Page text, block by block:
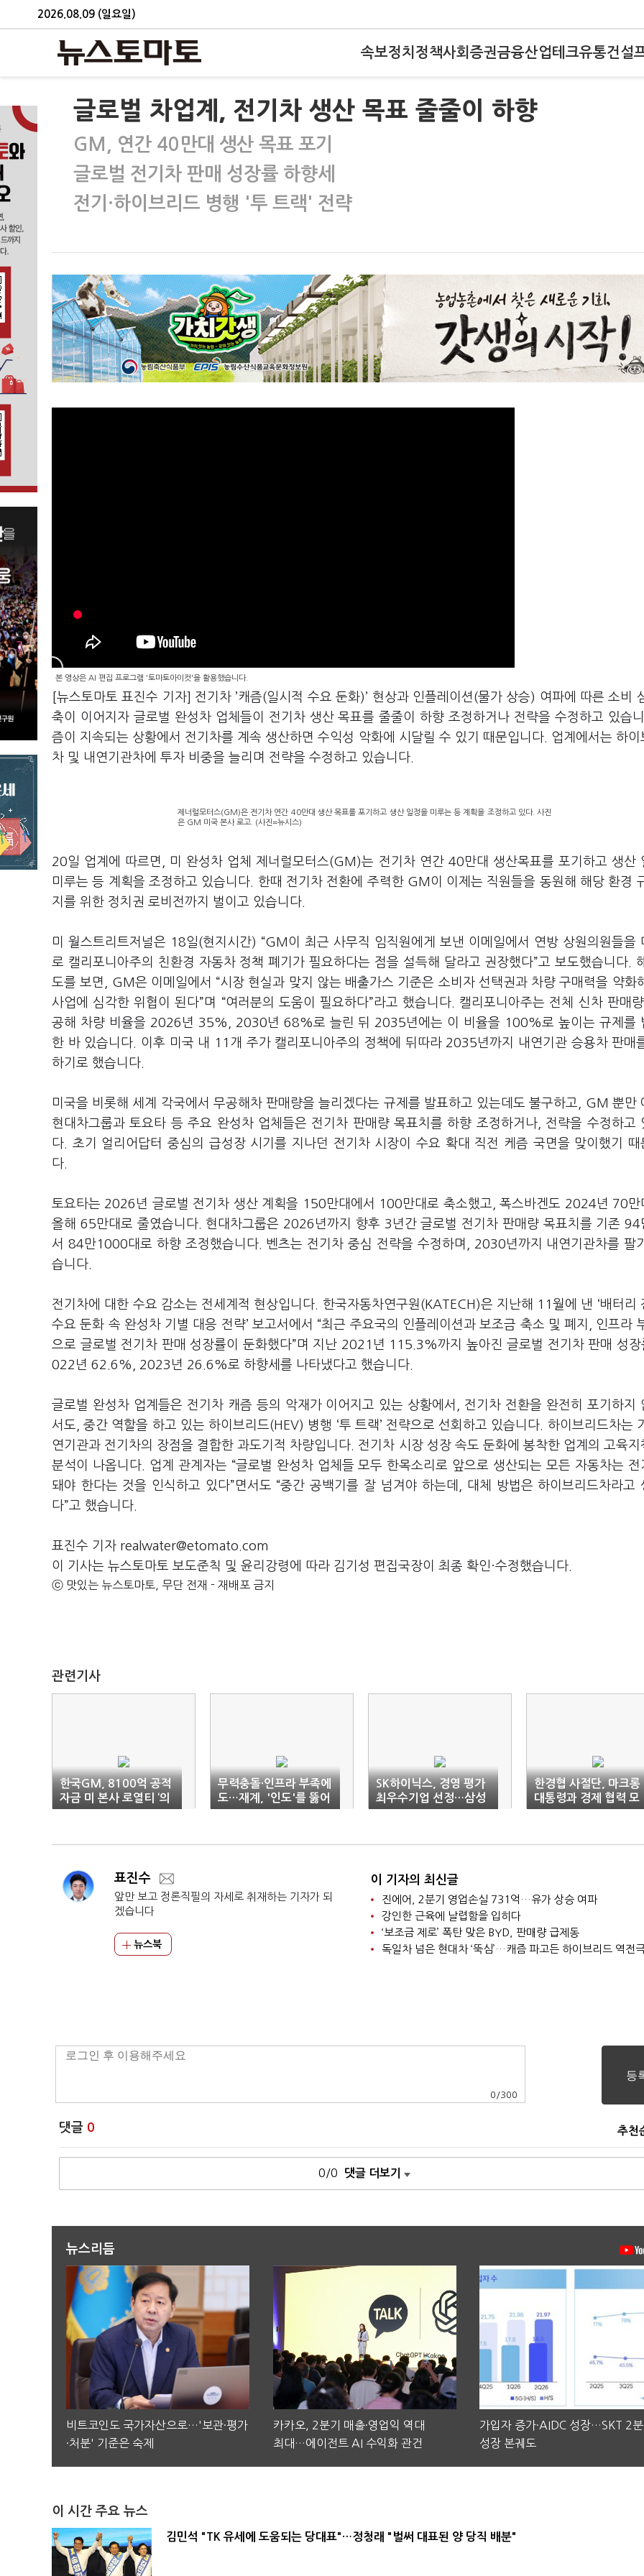
2026.08.09 (일요일)
속보정치 정책사회 증권금융산업테크유통건설
글로벌 차업계, 전기차 생산 목표 줄줄이 하향
GM, 연간 40만대 생산 목표 포기
글로벌 전기차 판매 성장률 하향세
전기·하이브리드 병행 '투 트랙' 전략
본 영상은 AI 편집 프로그램 '토마토아이컷'을 활용했습니다.
[뉴스토마토 표진수 기자] 전기차 ’캐즘(일시적 수요 둔화)’ 현상과 인플레이션(물가 상승) 여파에 따른 소비
축이 이어지자 글로벌 완성차 업체들이 전기차 생산 목표를 줄줄이 하향 조정하거나 전략을 수정하고 있습
즘이 지속되는 상황에서 전기차를 계속 생산하면 수익성 악화에 시달릴 수 있기 때문입니다. 업계에서는 하이
차 및 내연기관차에 투자 비중을 늘리며 전략을 수정하고 있습니다.
제너럴모터스(GM)은 전기차 연간 40만대 생산 목표를 포기하고 생산 일정을 미루는 등 계획을 조정하고 있다. 사진
은 GM 미국 본사 로고. (사진=뉴시스)
20일 업계에 따르면, 미 완성차 업체 제너럴모터스(GM)는 전기차 연간 40만대 생산목표를 포기하고 생산
미루는 등 계획을 조정하고 있습니다. 한때 전기차 전환에 주력한 GM이 이제는 직원들을 동원해 해당 환경
지를 위한 정치권 로비전까지 벌이고 있습니다.
미 월스트리트저널은 18일(현지시간) “GM이 최근 사무직 임직원에게 보낸 이메일에서 연방 상원의원들을
로 캘리포니아주의 친환경 자동차 정책 폐기가 필요하다는 점을 설득해 달라고 권장했다”고 보도했습니다.
도를 보면, GM은 이메일에서 “시장 현실과 맞지 않는 배출가스 기준은 소비자 선택권과 차량 구매력을 약화
사업에 심각한 위협이 된다”며 “여러분의 도움이 필요하다”라고 했습니다. 캘리포니아주는 전체 신차 판매
공해 차량 비율을 2026년 35%, 2030년 68%로 늘린 뒤 2035년에는 이 비율을 100%로 높이는 규제를
한 바 있습니다. 이후 미국 내 11개 주가 캘리포니아주의 정책에 뒤따라 2035년까지 내연기관 승용차 판매
하기로 했습니다.
미국을 비롯해 세계 각국에서 무공해차 판매량을 늘리겠다는 규제를 발표하고 있는데도 불구하고, GM 뿐만
현대차그룹과 토요타 등 주요 완성차 업체들은 전기차 판매량 목표치를 하향 조정하거나, 전략을 수정하고
다. 초기 얼리어답터 중심의 급성장 시기를 지나던 전기차 시장이 수요 확대 직전 케즘 국면을 맞이했기 때
다.
토요타는 2026년 글로벌 전기차 생산 계획을 150만대에서 100만대로 축소했고, 폭스바겐도 2024년 70만
올해 65만대로 줄였습니다. 현대차그룹은 2026년까지 향후 3년간 글로벌 전기차 판매량 목표치를 기존 94
서 84만1000대로 하향 조정했습니다. 벤츠는 전기차 중심 전략을 수정하며, 2030년까지 내연기관차를 팔
습니다.
전기차에 대한 수요 감소는 전세계적 현상입니다. 한국자동차연구원(KATECH)은 지난해 11월에 낸 ‘배터리
수요 둔화 속 완성차 기별 대응 전략’ 보고서에서 “최근 주요국의 인플레이션과 보조금 축소 및 폐지, 인프라
으로 글로벌 전기차 판매 성장률이 둔화했다”며 지난 2021년 115.3%까지 높아진 글로벌 전기차 판매 성
022년 62.6%, 2023년 26.6%로 하향세를 나타냈다고 했습니다.
글로벌 완성차 업계들은 전기차 캐즘 등의 악재가 이어지고 있는 상황에서, 전기차 전환을 완전히 포기하지
서도, 중간 역할을 하고 있는 하이브리드(HEV) 병행 ‘투 트랙’ 전략으로 선회하고 있습니다. 하이브리드차는
연기관과 전기차의 장점을 결합한 과도기적 차량입니다. 전기차 시장 성장 속도 둔화에 봉착한 업계의 고육지
분석이 나옵니다. 업계 관계자는 “글로벌 완성차 업체들 모두 한목소리로 앞으로 생산되는 모든 자동차는 전
돼야 한다는 것을 인식하고 있다”면서도 “중간 공백기를 잘 넘겨야 하는데, 대체 방법은 하이브리드차라고
다”고 했습니다.
표진수 기자 realwater@etomato.com
이 기사는 뉴스토마토 보도준칙 및 윤리강령에 따라 김기성 편집국장이 최종 확인·수정했습니다.
ⓒ 맛있는 뉴스토마토, 무단 전재 - 재배포 금지
관련기사
한국GM, 8100억 공적
자금 미 본사 로열티 ‘의
혹’
무력충돌·인프라 부족에
도…재계, '인도'를 뚫어
라
SK하이닉스, 경영 평가
최우수기업 선정…삼성
전자 2위
한경협 사절단, 마크롱
대통령과 경제 협력 모
색
표진수
앞만 보고 정론직필의 자세로 취재하는 기자가 되
겠습니다
뉴스북
이 기자의 최신글
진에어, 2분기 영업손실 731억…유가 상승 여파
강인한 근육에 날렵함을 입히다
‘보조금 제로’ 폭탄 맞은 BYD, 판매량 급제동
독일차 넘은 현대차 ‘뚝심’…캐즘 파고든 하이브리드 역전
0 /300
댓글 0 추천
0/0 댓글 더보기
뉴스리듬
비트코인도 국가자산으로…'보관·평가
·처분' 기준은 숙제
카카오, 2분기 매출·영업익 역대
최대…에이전트 AI 수익화 관건
가입자 증가·AIDC 성장…SKT 2
성장 본궤도
이 시간 주요 뉴스
김민석 "TK 유세에 도움되는 당대표"…정청래 "벌써 대표된 양 당직 배분"